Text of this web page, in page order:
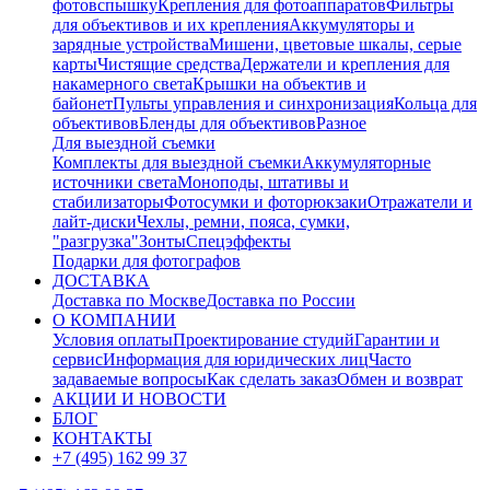
фотовспышкуКрепления для фотоаппаратовФильтры
для объективов и их крепленияАккумуляторы и
зарядные устройстваМишени, цветовые шкалы, серые
картыЧистящие средстваДержатели и крепления для
накамерного светаКрышки на объектив и
байонетПульты управления и синхронизацияКольца для
объективовБленды для объективовРазное
Для выездной съемки
Комплекты для выездной съемкиАккумуляторные
источники светаМоноподы, штативы и
стабилизаторыФотосумки и фоторюкзакиОтражатели и
лайт-дискиЧехлы, ремни, пояса, сумки,
"разгрузка"ЗонтыСпецэффекты
Подарки для фотографов
ДОСТАВКА
Доставка по МосквеДоставка по России
О КОМПАНИИ
Условия оплатыПроектирование студийГарантии и
сервисИнформация для юридических лицЧасто
задаваемые вопросыКак сделать заказОбмен и возврат
АКЦИИ И НОВОСТИ
БЛОГ
КОНТАКТЫ
+7 (495) 162 99 37